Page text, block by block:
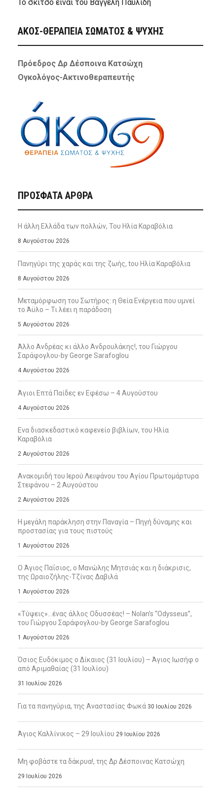
Το σκίτσο είναι του Βαγγέλη Παυλίδη
ΑΚΟΣ-ΘΕΡΑΠΕΙΑ ΣΩΜΑΤΟΣ & ΨΥΧΗΣ
Πρόεδρος Δρ Δέσποινα Κατσώχη
Ογκολόγος-Ακτινοθεραπευτής
ΠΡΌΣΦΑΤΑ ΆΡΘΡΑ
Η άλλη Ελλάδα των πολλών, Του Ηλία Καραβόλια
8 Αυγούστου 2026
Πανηγύρι της χαράς και της ζωής, tου Ηλία Καραβόλια
8 Αυγούστου 2026
Μεταμόρφωση του Σωτήρος: η Θεία Ενέργεια που υμνεί
το Άϋλο – Τι λέει η παράδοση
5 Αυγούστου 2026
Άλλο Ανδρέας κι άλλο Ανδρουλάκης!, του Γιώργου
Σαράφογλου-by George Sarafoglou
4 Αυγούστου 2026
Άγιοι Επτά Παίδες εν Εφέσω – 4 Αυγούστου
4 Αυγούστου 2026
Ενα διασκεδαστικό καφενείο βιβλίων, του Ηλία
Καραβόλια
2 Αυγούστου 2026
Ανακομιδή του Ιερού Λειψάνου του Αγίου Πρωτομάρτυρα
Στεφάνου – 2 Αυγούστου
2 Αυγούστου 2026
Η μεγάλη παράκληση στην Παναγία – Πηγή δύναμης και
προστασίας για τους πιστούς
1 Αυγούστου 2026
Ο Άγιος Παΐσιος, ο Μανώλης Μητσιάς και η διάκρισις,
της Ωραιοζήλης-Τζίνας Δαβιλά
1 Αυγούστου 2026
«Τύψεις»…ένας άλλος Οδυσσέας! – Nolan’s “Odysseus”,
του Γιώργου Σαράφογλου-by George Sarafoglou
1 Αυγούστου 2026
Όσιος Ευδόκιμος ο Δίκαιος (31 Ιουλίου) – Άγιος Ιωσήφ ο
από Αριμαθαίας (31 Ιουλίου)
31 Ιουλίου 2026
Για τα πανηγύρια, της Αναστασίας Φωκά 30 Ιουλίου 2026
Άγιος Καλλίνικος – 29 Ιουλίου 29 Ιουλίου 2026
Μη φοβάστε τα δάκρυα!, της Δρ Δέσποινας Κατσώχη
29 Ιουλίου 2026